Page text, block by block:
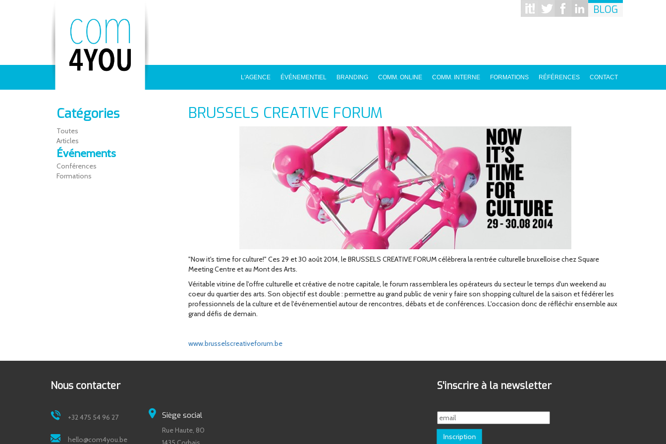
BLOG
L'AGENCE ÉVÉNEMENTIEL BRANDING COMM. ONLINE COMM. INTERNE FORMATIONS RÉFÉRENCES CONTACT
Catégories
Toutes
Articles
Événements
Conférences
Formations
BRUSSELS CREATIVE FORUM
"Now it's time for culture!" Ces 29 et 30 août 2014, le BRUSSELS CREATIVE FORUM célèbrera la rentrée culturelle bruxelloise chez Square
Meeting Centre et au Mont des Arts.
Véritable vitrine de l'offre culturelle et créative de notre capitale, le forum rassemblera les opérateurs du secteur le temps d'un weekend au
coeur du quartier des arts. Son objectif est double : permettre au grand public de venir y faire son shopping culturel de la saison et fédérer les
professionnels de la culture et de l'événementiel autour de rencontres, débats et de conférences. L'occasion donc de réfléchir ensemble aux
grand défis de demain.
www.brusselscreativeforum.be
Nous contacter
+32 475 54 96 27
hello@com4you.be
Siège social
Rue Haute, 80
S'inscrire à la newsletter
Inscription